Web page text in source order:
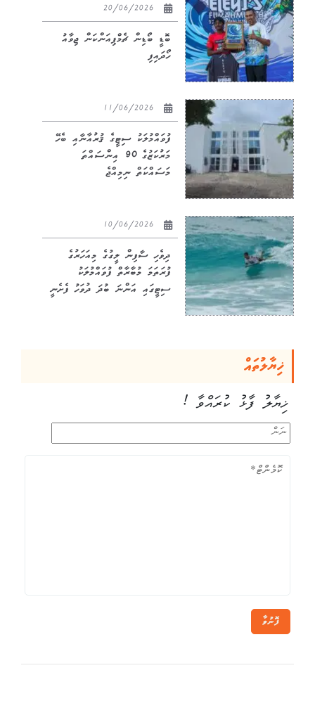
ބޮޑީ ބޯޑިން ޗެމްޕިއަންކަން ޖިވާއު
ހޯދައިފި
ފުވައްމުލަކު ސިޓީގެ ޤުރުއާނާއި ބެހޭ
މަރުކަޒުގެ 90 އިންސައްތަ
މަސައްކަތް ނިމިއްޖެ
ދިވެހި ސާފިން ލީގުގެ މިއަހަރުގެ
ފުރަތަމަ މުބާރާތް ފުވައްމުލަކު
ސިޓީގައި އަންނަ ބުދަ ދުވަހު ފެށެނީ
ޚިޔާލުތައް
ޚިޔާލު ފާޅު ކުރައްވާ !
ފޮނުވާ